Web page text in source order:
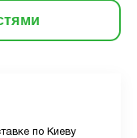
по Киеву